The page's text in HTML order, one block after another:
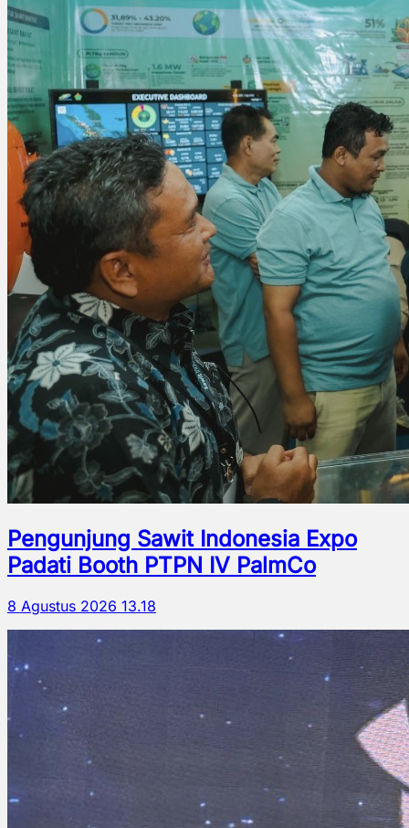
Pengunjung Sawit Indonesia Expo
Padati Booth PTPN IV PalmCo
8 Agustus 2026 13.18